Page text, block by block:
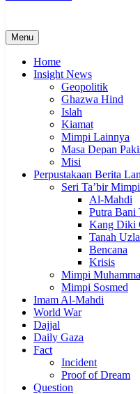
Menu
Home
Insight News
Geopolitik
Ghazwa Hind
Islah
Kiamat
Mimpi Lainnya
Masa Depan
Misi
Perpustakaan Berita
Seri Ta’bir
Al-Mahdi
Putra Bani
Kang Diki
Tanah
Bencana
Krisis
Mimpi
Mimpi Sosmed
Imam Al-Mahdi
World War
Dajjal
Daily Gaza
Fact
Incident
Proof of Dream
Question